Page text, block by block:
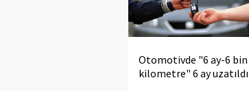
Otomotivde "6 ay-6 bin
kilometre" 6 ay uzatıldı